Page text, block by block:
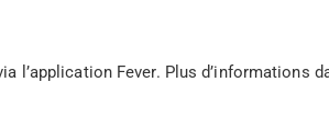
l’application Fever. Plus d’informations